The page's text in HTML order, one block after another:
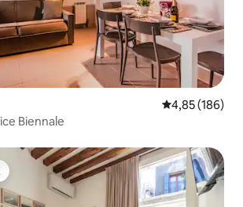
4,85 ud af 5 i
4,85 (186)
Biennale